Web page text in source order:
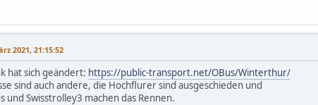
2021, 21:15:52
hat sich geändert: https://public-transport.net/OBus/Winterthur/
sind auch andere, die Hochflurer sind ausgeschieden und
und Swisstrolley3 machen das Rennen.